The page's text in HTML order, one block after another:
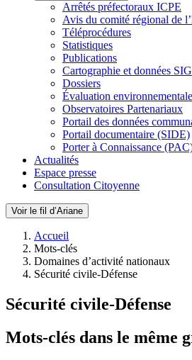
Arrêtés préfectoraux ICPE
Avis du comité régional de
Téléprocédures
Statistiques
Publications
Cartographie et données SIG
Dossiers
Évaluation environnementale
Observatoires Partenariaux
Portail des données
Portail documentaire (SIDE)
Porter à Connaissance
Actualités
Espace presse
Consultation Citoyenne
Voir le fil d’Ariane
Accueil
Mots-clés
Domaines d’activité nationaux
Sécurité civile-Défense
Sécurité civile-Défense
Mots-clés dans le même